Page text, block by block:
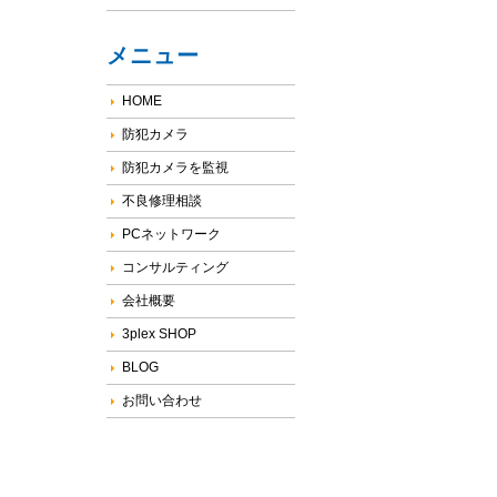
メニュー
HOME
防犯カメラ
防犯カメラを監視
不良修理相談
PCネットワーク
コンサルティング
会社概要
3plex SHOP
BLOG
お問い合わせ